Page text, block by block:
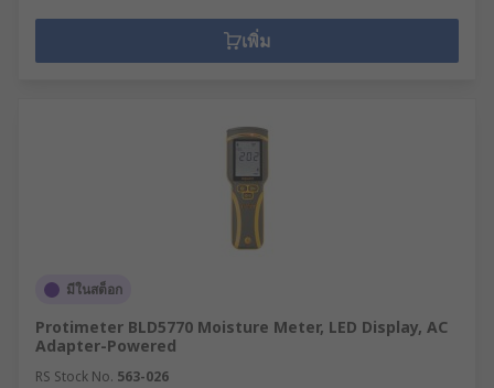
เพิ่ม
มีในสต็อก
Protimeter BLD5770 Moisture Meter, LED Display, AC
Adapter-Powered
RS Stock No. 563-026